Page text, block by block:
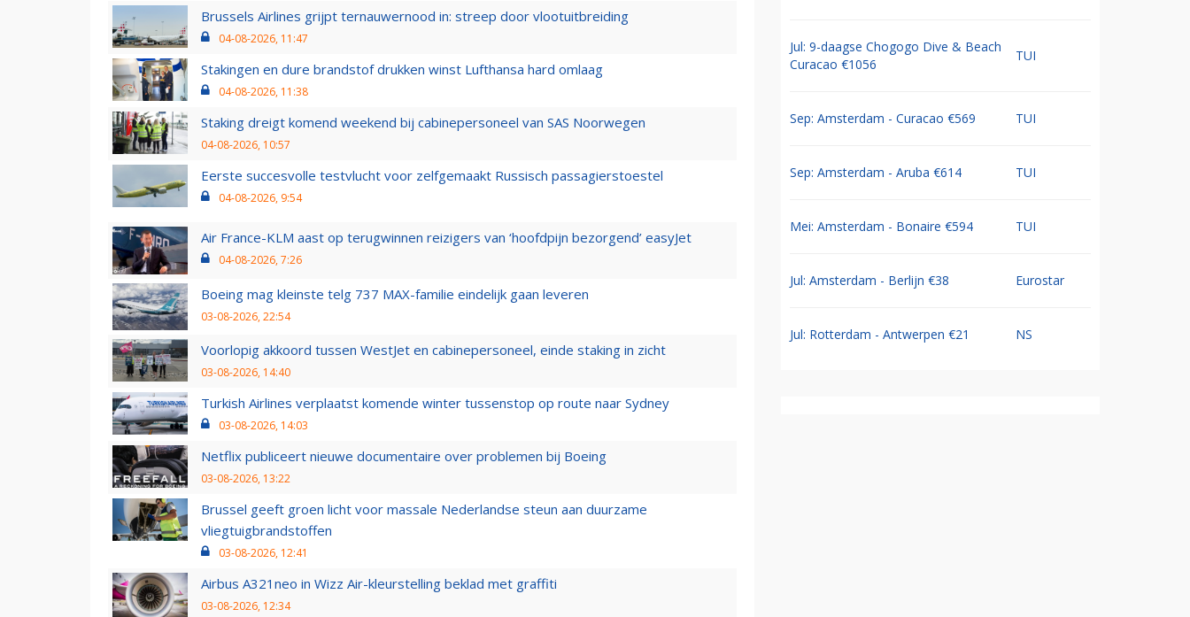
Brussels Airlines grijpt ternauwernood in: streep door vlootuitbreiding
04-08-2026, 11:47
Stakingen en dure brandstof drukken winst Lufthansa hard omlaag
04-08-2026, 11:38
Staking dreigt komend weekend bij cabinepersoneel van SAS Noorwegen
04-08-2026, 10:57
Eerste succesvolle testvlucht voor zelfgemaakt Russisch passagierstoestel
04-08-2026, 9:54
Air France-KLM aast op terugwinnen reizigers van ‘hoofdpijn bezorgend’ easyJet
04-08-2026, 7:26
Boeing mag kleinste telg 737 MAX-familie eindelijk gaan leveren
03-08-2026, 22:54
Voorlopig akkoord tussen WestJet en cabinepersoneel, einde staking in zicht
03-08-2026, 14:40
Turkish Airlines verplaatst komende winter tussenstop op route naar Sydney
03-08-2026, 14:03
Netflix publiceert nieuwe documentaire over problemen bij Boeing
03-08-2026, 13:22
Brussel geeft groen licht voor massale Nederlandse steun aan duurzame
vliegtuigbrandstoffen
03-08-2026, 12:41
Airbus A321neo in Wizz Air-kleurstelling beklad met graffiti
03-08-2026, 12:34
Jul: 9-daagse Chogogo Dive & Beach
Curacao €1056
TUI
Sep: Amsterdam - Curacao €569 TUI
Sep: Amsterdam - Aruba €614 TUI
Mei: Amsterdam - Bonaire €594 TUI
Jul: Amsterdam - Berlijn €38 Eurostar
Jul: Rotterdam - Antwerpen €21 NS